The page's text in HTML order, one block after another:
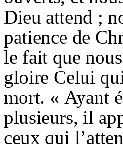
Dieu attend ;
patience de
le fait que
gloire Celui
mort. « Ayant
plusieurs, il
ceux qui